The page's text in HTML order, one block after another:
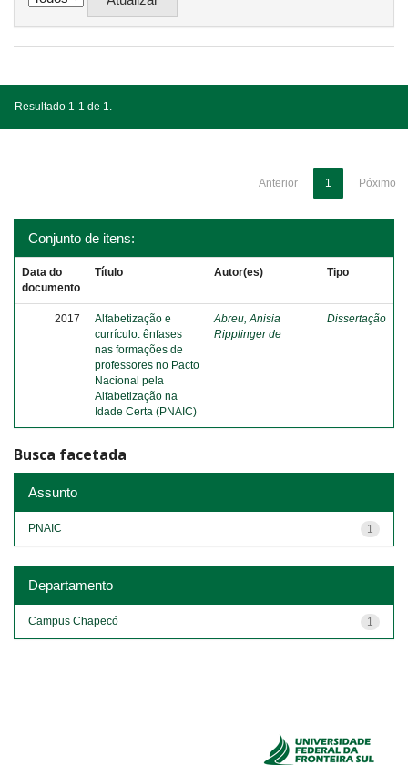
Resultado 1-1 de 1.
Anterior 1 Póximo
Conjunto de itens:
Data do
documento
Título Autor(es) Tipo
2017
Alfabetização e
currículo: ênfases
nas formações de
professores no Pacto
Nacional pela
Alfabetização na
Idade Certa (PNAIC)
Abreu, Anisia
Ripplinger de
Dissertação
Busca facetada
Assunto
1
PNAIC
Departamento
1
Campus Chapecó